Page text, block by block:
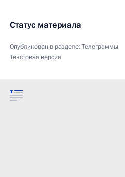
Статус материала
Опубликован в разделе:Телеграммы
Текстовая версия